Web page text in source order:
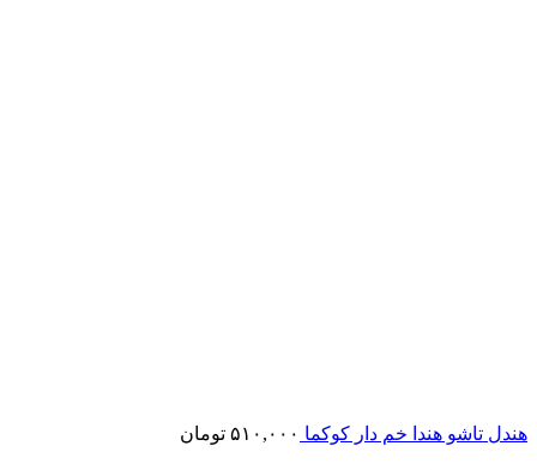
هندل تاشو هندا خم دار کوکما ۵۱۰,۰۰۰ تومان